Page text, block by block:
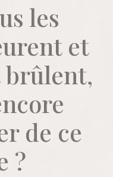
les
et
brûlent,
de ce
?